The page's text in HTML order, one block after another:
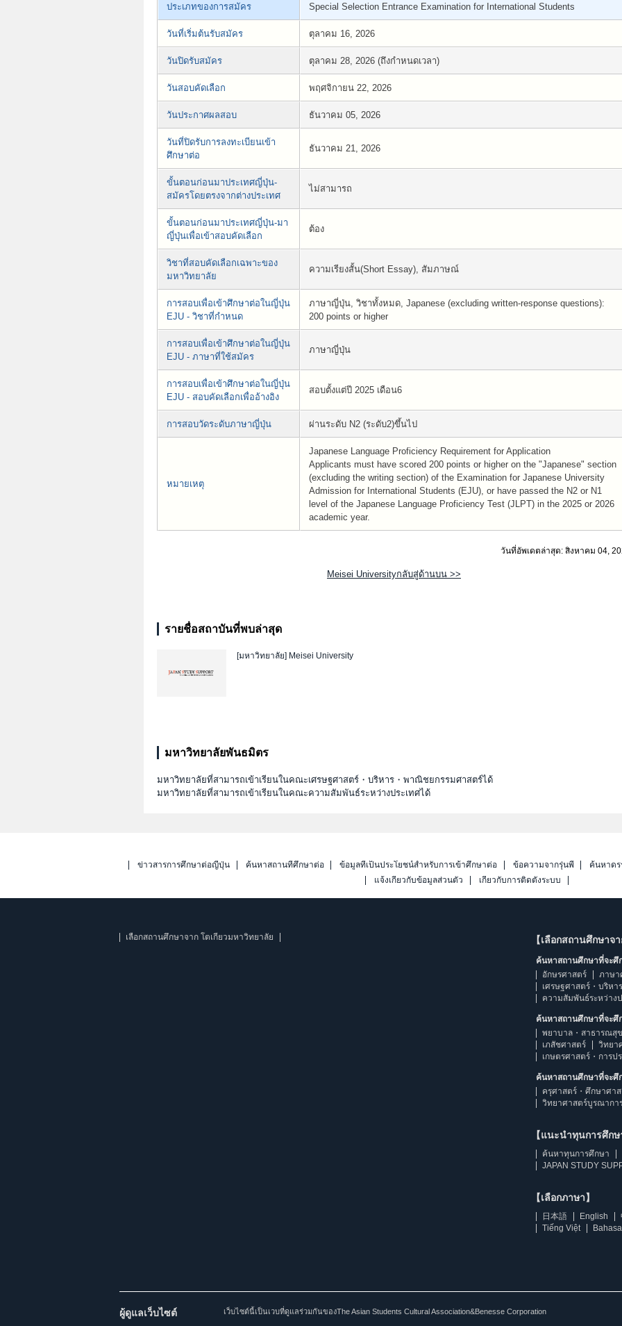
ประเภทของการสมัคร Special Selection Entrance Examination for International Students
วันที่เริ่มต้นรับสมัคร ตุลาคม 16, 2026
วันปิดรับสมัคร ตุลาคม 28, 2026 (ถึงกำหนดเวลา)
วันสอบคัดเลือก พฤศจิกายน 22, 2026
วันประกาศผลสอบ ธันวาคม 05, 2026
วันที่ปิดรับการลงทะเบียนเข้า
ศึกษาต่อ
ธันวาคม 21, 2026
ขั้นตอนก่อนมาประเทศญี่ปุ่น-
สมัครโดยตรงจากต่างประเทศ
ไม่สามารถ
ขั้นตอนก่อนมาประเทศญี่ปุ่น-มา
ญี่ปุ่นเพื่อเข้าสอบคัดเลือก
ต้อง
วิชาที่สอบคัดเลือกเฉพาะของ
มหาวิทยาลัย
ความเรียงสั้น(Short Essay), สัมภาษณ์
การสอบเพื่อเข้าศึกษาต่อในญี่ปุ่น
EJU - วิชาที่กำหนด
ภาษาญี่ปุ่น, วิชาทั้งหมด, Japanese (excluding written-response questions):
200 points or higher
การสอบเพื่อเข้าศึกษาต่อในญี่ปุ่น
EJU - ภาษาที่ใช้สมัคร
ภาษาญี่ปุ่น
การสอบเพื่อเข้าศึกษาต่อในญี่ปุ่น
EJU - สอบคัดเลือกเพื่ออ้างอิง
สอบตั้งแต่ปี 2025 เดือน6
การสอบวัดระดับภาษาญี่ปุ่น ผ่านระดับ N2 (ระดับ2)ขึ้นไป
หมายเหตุ
Japanese Language Proficiency Requirement for Application
Applicants must have scored 200 points or higher on the "Japanese" section
(excluding the writing section) of the Examination for Japanese University
Admission for International Students (EJU), or have passed the N2 or N1
level of the Japanese Language Proficiency Test (JLPT) in the 2025 or 2026
academic year.
วันที่อัพเดตล่าสุด: สิงหาคม 04,
Meisei Universityกลับสู่ด้านบน >>
รายชื่อสถาบันที่พบล่าสุด
[มหาวิทยาลัย] Meisei University
มหาวิทยาลัยพันธมิตร
มหาวิทยาลัยที่สามารถเข้าเรียนในคณะเศรษฐศาสตร์・บริหาร・พาณิชยกรรมศาสตร์ได้
มหาวิทยาลัยที่สามารถเข้าเรียนในคณะความสัมพันธ์ระหว่างประเทศได้
ข่าวสารการศึกษาต่อญี่ปุ่น ค้นหาสถานที่ศึกษาต่อ ข้อมูลที่เป็นประโยชน์สำหรับการเข้าศึกษาต่อ ข้อความจากรุ่นพี่
ค้นหาด
แจ้งเกี่ยวกับข้อมูลส่วนตัว
เกี่ยวกับการติดตั้งระบบ
เลือกสถานศึกษาจาก โตเกียวมหาวิทยาลัย 【เลือกสถานศึกษาจ
ค้นหาสถานศึกษาที่จะศึ
อักษรศาสตร์
ภาษา
เศรษฐศาสตร์・บริห
ความสัมพันธ์ระหว่าง
ค้นหาสถานศึกษาที่จะศึ
พยาบาล・สาธารณสุ
เภสัชศาสตร์
วิทยา
เกษตรศาสตร์・การป
ค้นหาสถานศึกษาที่จะศึ
ครุศาสตร์・ศึกษาศา
วิทยาศาสตร์บูรณากา
【แนะนำทุนการศึกษ
ค้นหาทุนการศึกษา
JAPAN STUDY
【เลือกภาษา】
日本語 English
Tiếng Việt
ผู้ดูแลเว็บไซต์ เว็บไซต์นี้เป็นเวบที่ดูแลร่วมกันของThe Asian Students Cultural Association&Benesse Corporation